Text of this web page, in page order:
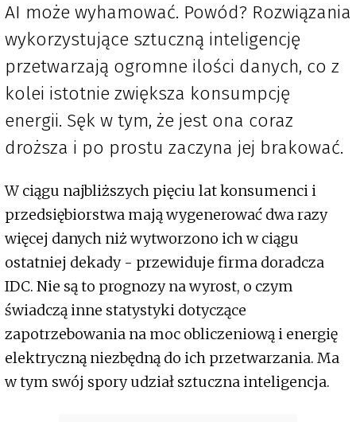
AI może wyhamować. Powód? Rozwiązania
wykorzystujące sztuczną inteligencję
przetwarzają ogromne ilości danych, co z
kolei istotnie zwiększa konsumpcję
energii. Sęk w tym, że jest ona coraz
droższa i po prostu zaczyna jej brakować.
W ciągu najbliższych pięciu lat konsumenci i
przedsiębiorstwa mają wygenerować dwa razy
więcej danych niż wytworzono ich w ciągu
ostatniej dekady - przewiduje firma doradcza
IDC. Nie są to prognozy na wyrost, o czym
świadczą inne statystyki dotyczące
zapotrzebowania na moc obliczeniową i energię
elektryczną niezbędną do ich przetwarzania. Ma
w tym swój spory udział sztuczna inteligencja.